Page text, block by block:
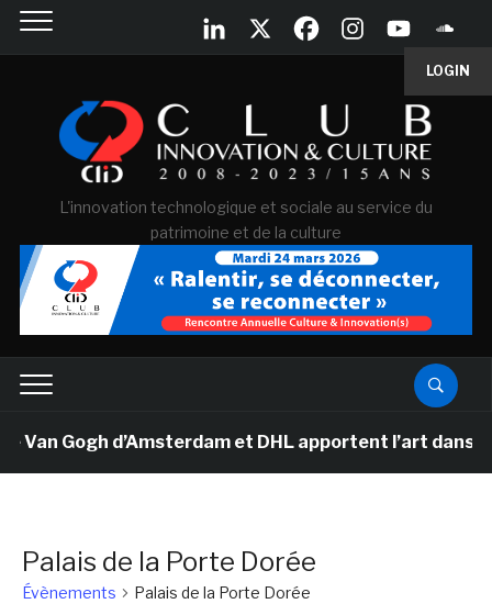
LOGIN
L'innovation technologique et sociale au service du
patrimoine et de la culture
Van Gogh d’Amsterdam et DHL apportent l’art dans
Palais de la Porte Dorée
Évènements Palais de la Porte Dorée